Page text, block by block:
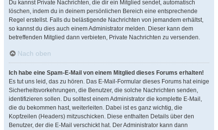
Du kannst Private Nachrichten, die dir ein Mitglied sendet, automatisch
löschen, indem du in deinem persönlichen Bereich eine entsprechende
Regel erstellst. Falls du belästigende Nachrichten von jemandem erhältst,
so kannst du dies auch einem Administrator melden. Dieser kann dem
betreffenden Mitglied dann verbieten, Private Nachrichten zu versenden.
Nach oben
Ich habe eine Spam-E-Mail von einem Mitglied dieses Forums erhalten!
Es tut uns leid, das zu hören. Das E-Mail-Formular dieses Forums hat einige
Sicherheitsvorkehrungen, die Benutzer, die solche Nachrichten senden,
identifizieren sollen. Du solltest einem Administrator die komplette E-Mail,
die du bekommen hast, weiterleiten. Dabei ist es ganz wichtig, die
Kopfzeilen (Headers) mitzuschicken. Diese enthalten Details über den
Benutzer, der die E-Mail verschickt hat. Der Administrator kann dann